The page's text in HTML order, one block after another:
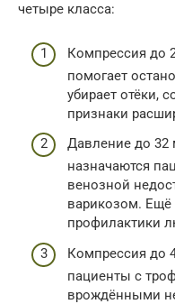
четыре класса:
Компрессия до
помогает
убирает отёки,
признаки
Давление до 32
назначаются
венозной
варикозом. Ещё
профилактики
Компрессия до
пациенты с
врождёнными